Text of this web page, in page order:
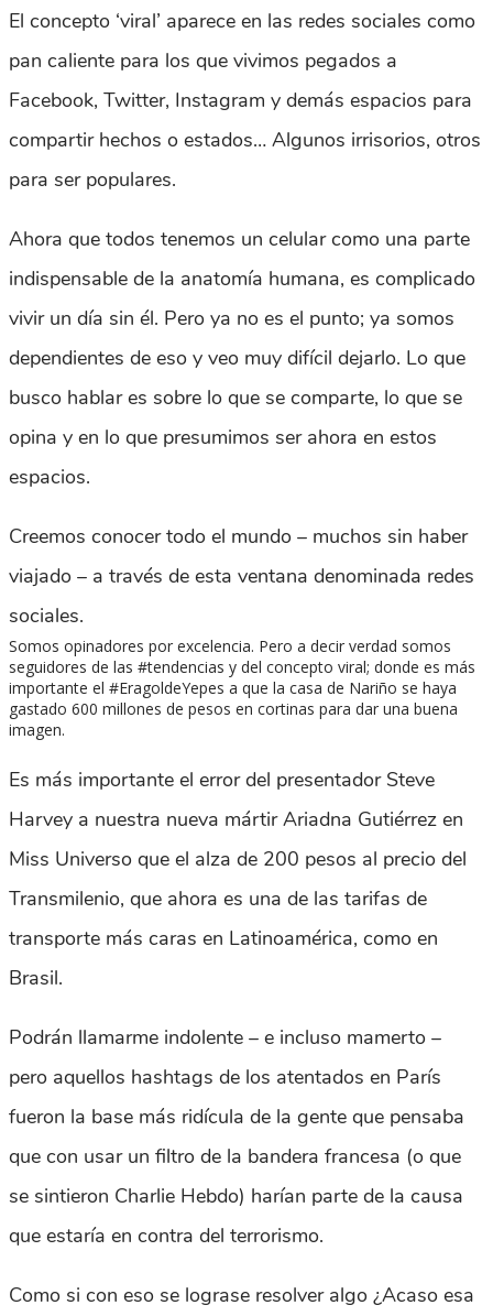
El concepto ‘viral’ aparece en las redes sociales como
pan caliente para los que vivimos pegados a
Facebook, Twitter, Instagram y demás espacios para
compartir hechos o estados… Algunos irrisorios, otros
para ser populares.
Ahora que todos tenemos un celular como una parte
indispensable de la anatomía humana, es complicado
vivir un día sin él. Pero ya no es el punto; ya somos
dependientes de eso y veo muy difícil dejarlo. Lo que
busco hablar es sobre lo que se comparte, lo que se
opina y en lo que presumimos ser ahora en estos
espacios.
Creemos conocer todo el mundo – muchos sin haber
viajado – a través de esta ventana denominada redes
sociales.
Somos opinadores por excelencia. Pero a decir verdad somos
seguidores de las #tendencias y del concepto viral; donde es más
importante el #EragoldeYepes a que la casa de Nariño se haya
gastado 600 millones de pesos en cortinas para dar una buena
imagen.
Es más importante el error del presentador Steve
Harvey a nuestra nueva mártir Ariadna Gutiérrez en
Miss Universo que el alza de 200 pesos al precio del
Transmilenio, que ahora es una de las tarifas de
transporte más caras en Latinoamérica, como en
Brasil.
Podrán llamarme indolente – e incluso mamerto –
pero aquellos hashtags de los atentados en París
fueron la base más ridícula de la gente que pensaba
que con usar un filtro de la bandera francesa (o que
se sintieron Charlie Hebdo) harían parte de la causa
que estaría en contra del terrorismo.
Como si con eso se lograse resolver algo ¿Acaso esa